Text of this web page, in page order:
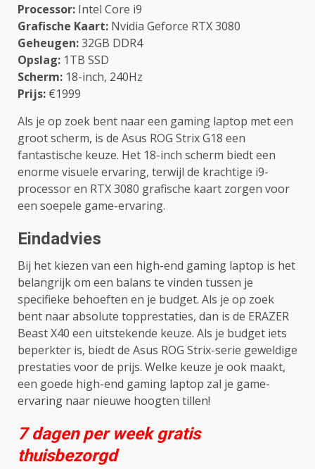
Processor: Intel Core i9
Grafische Kaart: Nvidia Geforce RTX 3080
Geheugen:32GB DDR4
Opslag: 1TB SSD
Scherm: 18-inch, 240Hz
Prijs: €1999
Als je op zoek bent naar een gaming laptop met een
groot scherm, is de Asus ROG Strix G18 een
fantastische keuze. Het 18-inch scherm biedt een
enorme visuele ervaring, terwijl de krachtige i9-
processor en RTX 3080 grafische kaart zorgen voor
een soepele game-ervaring.
Eindadvies
Bij het kiezen van een high-end gaming laptop is het
belangrijk om een balans te vinden tussen je
specifieke behoeften en je budget. Als je op zoek
bent naar absolute topprestaties, dan is de ERAZER
Beast X40 een uitstekende keuze. Als je budget iets
beperkter is, biedt de Asus ROG Strix-serie geweldige
prestaties voor de prijs. Welke keuze je ook maakt,
een goede high-end gaming laptop zal je game-
ervaring naar nieuwe hoogten tillen!
7 dagen per week gratis
thuisbezorgd